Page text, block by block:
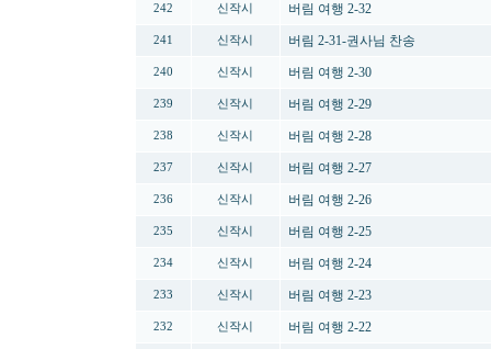
242 신작시 버림 여행 2-32
241 신작시 버림 2-31-권사님 찬송
240 신작시 버림 여행 2-30
239 신작시 버림 여행 2-29
238 신작시 버림 여행 2-28
237 신작시 버림 여행 2-27
236 신작시 버림 여행 2-26
235 신작시 버림 여행 2-25
234 신작시 버림 여행 2-24
233 신작시 버림 여행 2-23
232 신작시 버림 여행 2-22